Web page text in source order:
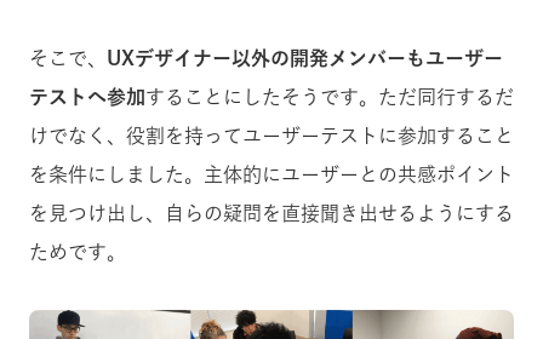
そこで、 UXデザイナー以外の開発メンバーもユーザー
テストへ参加することにしたそうです。ただ同行するだ
けでなく、役割を持ってユーザーテストに参加すること
を条件にしました。主体的にユーザーとの共感ポイント
を見つけ出し、自らの疑問を直接聞き出せるようにする
ためです。